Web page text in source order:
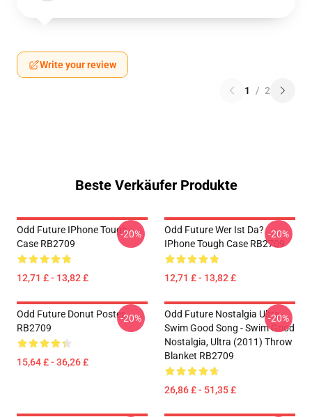
Write your review
1 / 2
Beste Verkäufer Produkte
Odd Future IPhone Tough
Case RB2709
12,71 £ - 13,82 £
-20%
Odd Future Wer Ist Da?
IPhone Tough Case RB2709
12,71 £ - 13,82 £
-20%
Odd Future Donut Poster
RB2709
15,64 £ - 36,26 £
-20%
Odd Future Nostalgia Ultra -
Swim Good Song - Swim Good
Nostalgia, Ultra (2011) Throw
Blanket RB2709
26,86 £ - 51,35 £
-20%